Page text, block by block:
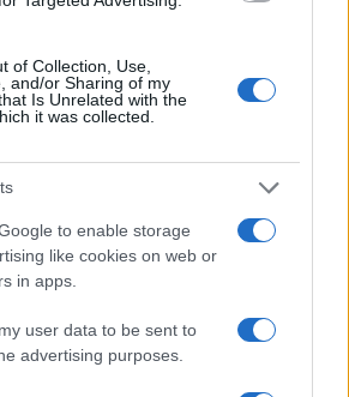
of Collection, Use,
and/or Sharing of my
Is Unrelated with the
it was collected.
to enable storage
like cookies on web or
in apps.
user data to be sent to
advertising purposes.
στο
για όλη την ειδησεογραφία και τα
ντοκουμέντο από το
κατέγραψε τη
ολιγοήμερες διακοπές ο